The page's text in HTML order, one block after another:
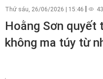
Thứ sáu, 26/06/2026 | 15:46 43
Hoằng Sơn quyết
không ma túy từ